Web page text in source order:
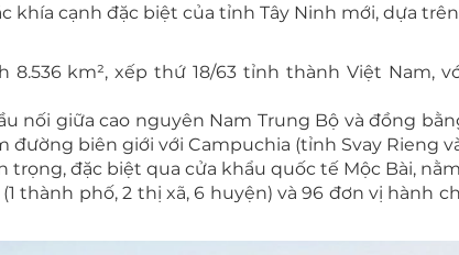
khía cạnh đặc biệt của tỉnh Tây Ninh mới, dựa
km², xếp thứ 18/63 tỉnh thành Việt Nam,
nối giữa cao nguyên Nam Trung Bộ và đồng
đường biên giới với Campuchia (tỉnh Svay Rieng
đặc biệt qua cửa khẩu quốc tế Mộc Bài,
thành phố, 2 thị xã, 6 huyện) và 96 đơn vị hành